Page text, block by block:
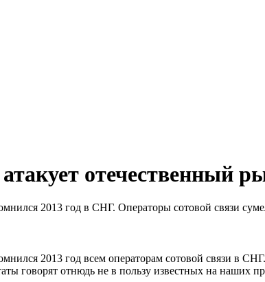
отечественный
2013 год в СНГ. Операторы сотовой связи
2013 год всем операторам сотовой связи в
говорят отнюдь не в пользу известных на наших